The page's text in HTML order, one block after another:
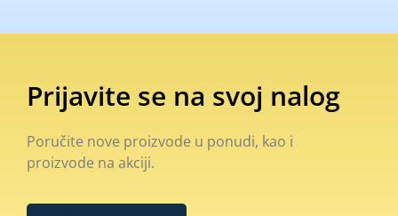
Prijavite se na svoj nalog
Poručite nove proizvode u ponudi, kao i
proizvode na akciji.